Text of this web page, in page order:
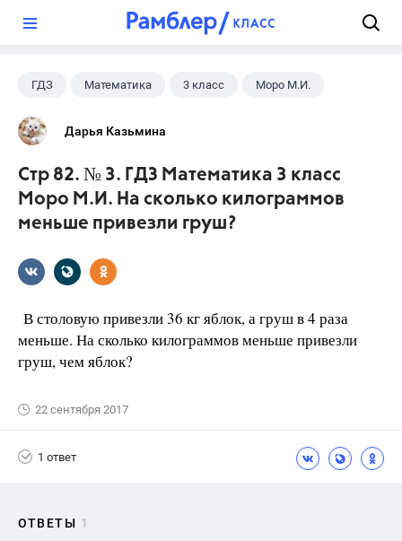
ГДЗ Математика 3 класс Моро М.И.
Дарья Казьмина
Стр 82. № 3. ГДЗ Математика 3 класс
Моро М.И. На сколько килограммов
меньше привезли груш?
В столовую привезли 36 кг яблок, а груш в 4 раза
меньше. На сколько килограммов меньше привезли
груш, чем яблок?
22 сентября 2017
1 ответ
ОТВЕТЫ 1